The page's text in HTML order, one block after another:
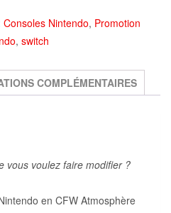
Consoles Nintendo, Promotion
, switch
COMPLÉMENTAIRES
vous voulez faire modifier ?
en CFW Atmosphère